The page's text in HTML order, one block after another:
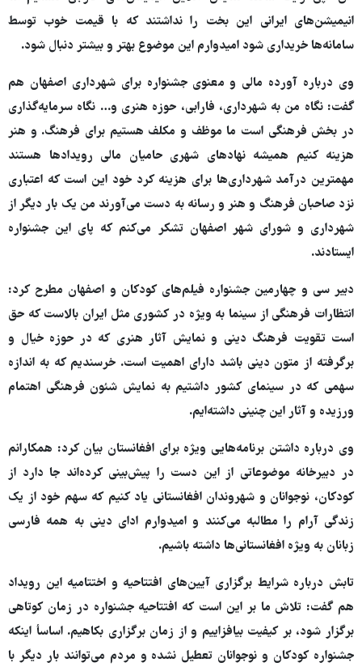
انیمیشن‌های ایرانی این بخت را نداشتند که با قیمت خوب توسط
سامانه‌ها خریداری شود امیدوارم این موضوع بهتر و بیشتر دنبال شود.
وی درباره آورده مالی و معنوی جشنواره برای شهرداری اصفهان هم
گفت: نگاه من به شهرداری، فارابی، حوزه هنری و… نگاه سرمایه‌گذاری
در بخش فرهنگی است ما موظف و مکلف هستیم برای فرهنگ. و هنر
هزینه کنیم همیشه نهادهای شهری حامیان مالی رویدادها هستند
مهمترین درآمد شهرداری‌ها برای هزینه کرد خود این است که اعتباری
نزد صاحبان فرهنگ و هنر و رسانه به دست می‌آورند من یک بار دیگر از
شهرداری و شورای شهر اصفهان تشکر می‌کنم که پای این جشنواره
ایستادند.
دبیر سی و چهارمین جشنواره فیلم‌های کودکان و اصفهان مطرح کرد:
انتظارات فرهنگی از سینما به ویژه در کشوری مثل ایران بالاست که حق
است تقویت فرهنگ دینی و نمایش آثار هنری که در حوزه خیال و
برگرفته از متون دینی باشد دارای اهمیت است. خرسندیم که به اندازه
سهمی که در سینمای کشور داشتیم به نمایش شئون فرهنگی اهتمام
ورزیده و آثار این چنینی داشته‌ایم.
وی درباره داشتن برنامه‌هایی ویژه برای افغانستان بیان کرد: همکارانم
در دبیرخانه موضوعاتی از این دست را پیش‌بینی کرده‌اند جا دارد از
کودکان، نوجوانان و شهروندان افغانستانی یاد کنیم که سهم خود از یک
زندگی آرام را مطالبه می‌کنند و امیدوارم ادای دینی به همه فارسی
زبانان به ویژه افغانستانی‌ها داشته باشیم.
تابش درباره شرایط برگزاری آیین‌های افتتاحیه و اختتامیه این رویداد
هم گفت: تلاش ما بر این است که افتتاحیه جشنواره در زمان کوتاهی
برگزار شود، بر کیفیت بیافزاییم و از زمان برگزاری بکاهیم. اساسأ اینکه
جشنواره کودکان و نوجوانان تعطیل نشده و مردم می‌توانند بار دیگر با